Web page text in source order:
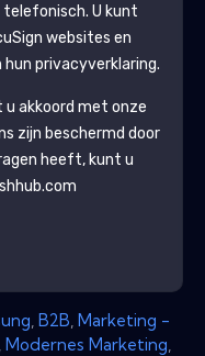
U kunt
websites en
privacyverklaring.
u akkoord met onze
zijn beschermd door
heeft, kunt u
B2B Marketing -
Modernes Marketing